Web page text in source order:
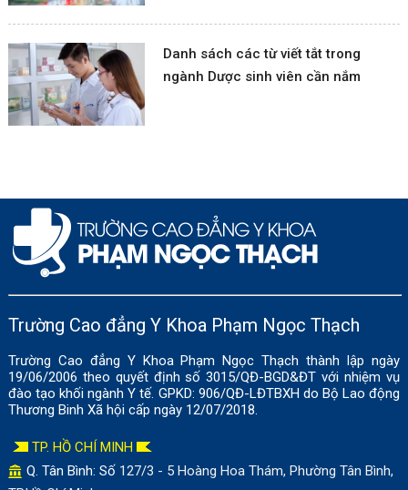
Danh sách các từ viết tắt trong
ngành Dược sinh viên cần nắm
Trường Cao đẳng Y Khoa Phạm Ngọc Thạch
Trường Cao đẳng Y Khoa Phạm Ngọc Thạch thành lập ngày
19/06/2006 theo quyết định số 3015/QĐ-BGD&ĐT với nhiệm vụ
đào tạo khối ngành Y tế. GPKD: 906/QĐ-LĐTBXH do Bộ Lao động
Thương Binh Xã hội cấp ngày 12/07/2018.
TP. HỒ CHÍ MINH
Q. Tân Bình: Số 127/3 - 5 Hoàng Hoa Thám, Phường Tân Bình,